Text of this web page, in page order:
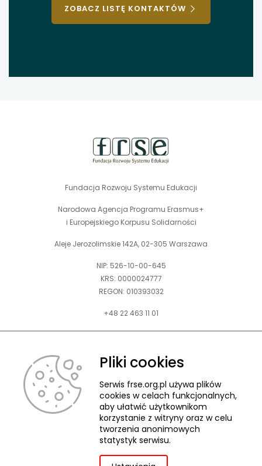
ZOBACZ LISTĘ KONTAKTÓW
Fundacja Rozwoju Systemu Edukacji
Narodowa Agencja Programu Erasmus+
i Europejskiego Korpusu Solidarności
Aleje Jerozolimskie 142A, 02-305 Warszawa
NIP: 526-10-00-645
KRS: 0000024777
REGON: 010393032
+48 22 463 11 01
Zapraszamy do kontaktu telefonicznego w godz. 9-15.
kontakt@frse.org.pl
© 2026 Fundacja Rozwoju Systemu Edukacji
Ochrona danych osobowych
ZGŁASZANIE NARUSZEŃ
Pliki cookies
Serwis frse.org.pl używa plików
cookies w celach funkcjonalnych,
aby ułatwić użytkownikom
korzystanie z witryny oraz w celu
tworzenia anonimowych
statystyk serwisu.